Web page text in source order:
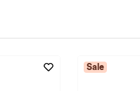
Sale